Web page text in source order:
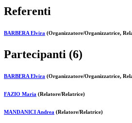
Referenti
BARBERA Elvira (Organizzatore/Organizzatrice,
Partecipanti (6)
BARBERA Elvira (Organizzatore/Organizzatrice,
FAZIO Maria (Relatore/Relatrice)
MANDANICI Andrea (Relatore/Relatrice)